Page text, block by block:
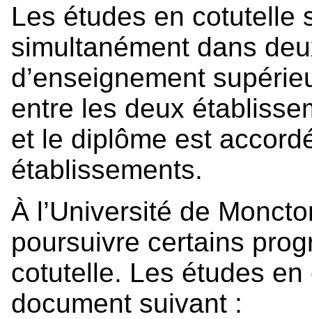
Les études en cotutelle
simultanément dans
d’enseignement
entre les deux
et le diplôme est
établissements.
À l’Université de
poursuivre certains
cotutelle. Les études
document suivant :